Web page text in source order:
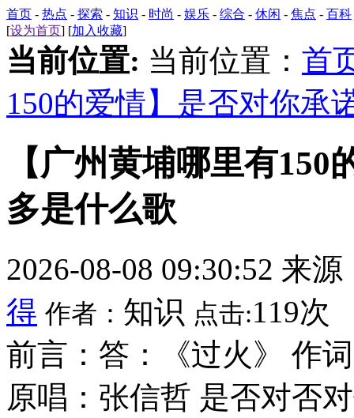
首页 - 热点 - 探索 - 知识 - 时尚 - 娱乐 - 综合 - 休闲 - 焦点 - 百科
[设为首页] [加入收藏]
当前位置: 当前位置： 首
150的爱情】是否对你承
【广州黄埔哪里有
多是什么歌
2026-08-08 09:30:52 来源
得 作者： 知识 点击:119次
前言：答：《过火》 作
原唱：张信哲 是否对否